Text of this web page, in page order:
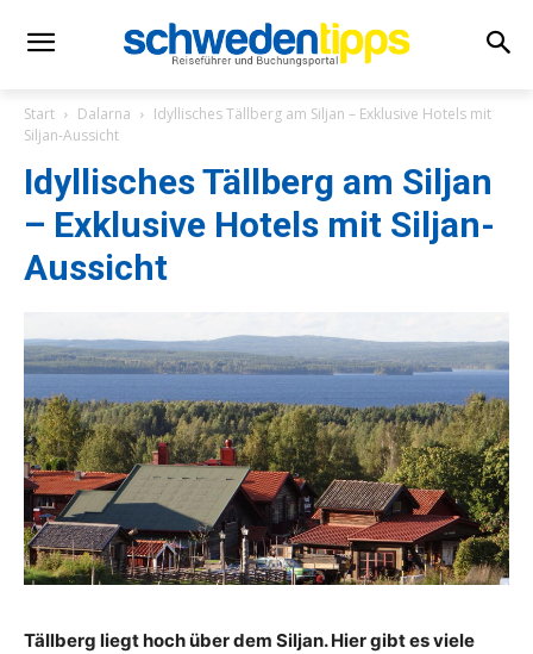
Start Dalarna
Idyllisches Tällberg am Siljan – Exklusive Hotels mit
Siljan-Aussicht
Idyllisches Tällberg am Siljan
– Exklusive Hotels mit Siljan-
Aussicht
Tällberg liegt hoch über dem Siljan. Hier gibt es viele